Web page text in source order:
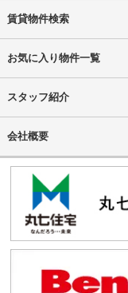
賃貸物件検索
お気に入り物件一覧
スタッフ紹介
会社概要